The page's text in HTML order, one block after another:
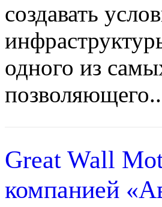
создавать
одного из
Great Wall
компанией